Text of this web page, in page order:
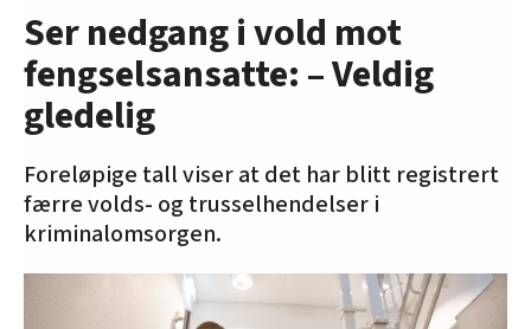
Ser nedgang i vold mot
fengselsansatte: – Veldig
gledelig
Foreløpige tall viser at det har blitt registrert
færre volds- og trusselhendelser i
kriminalomsorgen.